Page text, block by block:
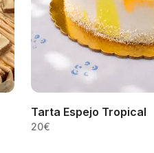
Tarta Espejo Tropical
20€